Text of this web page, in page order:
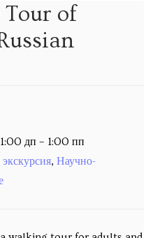
Tour of
дп – 1:00 пп
, Научно-